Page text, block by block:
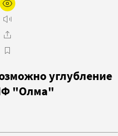
углубление
"Олма"